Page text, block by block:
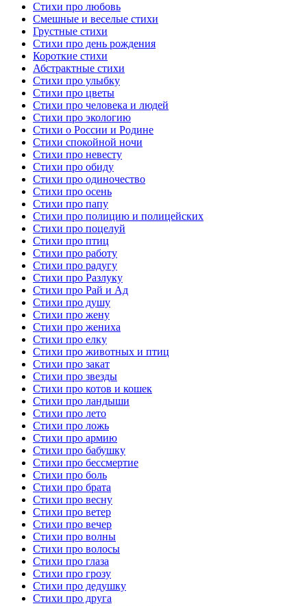
Стихи про любовь
Смешные и веселые стихи
Грустные стихи
Стихи про день рождения
Короткие стихи
Абстрактные стихи
Стихи про улыбку
Стихи про цветы
Стихи про человека и людей
Стихи про экологию
Стихи о России и Родине
Стихи спокойной ночи
Стихи про невесту
Стихи про обиду
Стихи про одиночество
Стихи про осень
Стихи про папу
Стихи про полицию и полицейских
Стихи про поцелуй
Стихи про птиц
Стихи про работу
Стихи про радугу
Стихи про Разлуку
Стихи про Рай и Ад
Стихи про душу
Стихи про жену
Стихи про жениха
Стихи про елку
Стихи про животных и птиц
Стихи про закат
Стихи про звезды
Стихи про котов и кошек
Стихи про ландыши
Стихи про лето
Стихи про ложь
Стихи про армию
Стихи про бабушку
Стихи про бессмертие
Стихи про боль
Стихи про брата
Стихи про весну
Стихи про ветер
Стихи про вечер
Стихи про волны
Стихи про волосы
Стихи про глаза
Стихи про грозу
Стихи про дедушку
Стихи про друга